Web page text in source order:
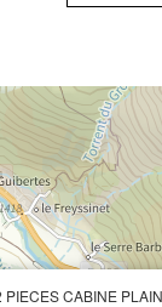
PIECES CABINE